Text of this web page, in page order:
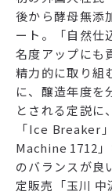
後から酵母無添
ート。「自然仕
名度アップにも
精力的に取り組
に、醸造年度を
とされる定説に
「Ice Breaker
Machine 1712
のバランスが良
定販売「玉川